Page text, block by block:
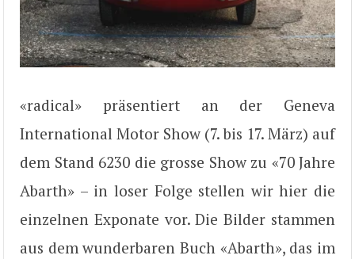
«radical» präsentiert an der Geneva
International Motor Show (7. bis 17. März) auf
dem Stand 6230 die grosse Show zu «70 Jahre
Abarth» – in loser Folge stellen wir hier die
einzelnen Exponate vor. Die Bilder stammen
aus dem wunderbaren Buch «Abarth», das im